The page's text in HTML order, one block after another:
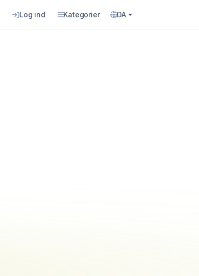
Log ind Kategorier DA